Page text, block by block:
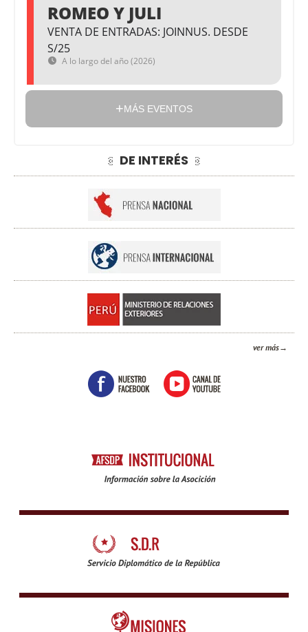
ROMEO Y JULI
VENTA DE ENTRADAS: JOINNUS. DESDE
S/25
A lo largo del año (2026)
MÁS EVENTOS
DE INTERÉS
ver más